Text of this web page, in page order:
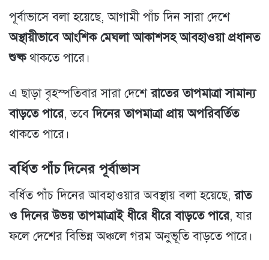
পূর্বাভাসে বলা হয়েছে, আগামী পাঁচ দিন সারা দেশে
অস্থায়ীভাবে আংশিক মেঘলা আকাশসহ আবহাওয়া প্রধানত
শুষ্কথাকতে পারে।
এ ছাড়া বৃহস্পতিবার সারা দেশেরাতের তাপমাত্রা সামান্য
বাড়তে পারে, তবেদিনের তাপমাত্রা প্রায় অপরিবর্তিত
থাকতে পারে।
বর্ধিত পাঁচ দিনের পূর্বাভাস
বর্ধিত পাঁচ দিনের আবহাওয়ার অবস্থায় বলা হয়েছে,রাত
ও দিনের উভয় তাপমাত্রাই ধীরে ধীরে বাড়তে পারে, যার
ফলে দেশের বিভিন্ন অঞ্চলে গরম অনুভূতি বাড়তে পারে।